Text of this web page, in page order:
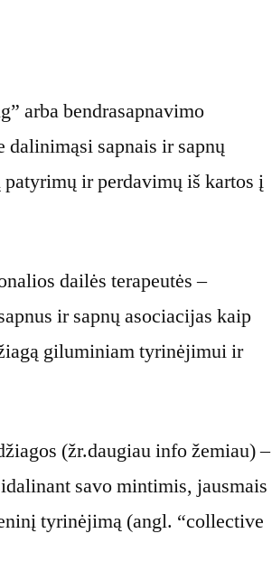
arba bendrasapnavimo
sapnais ir sapnų
ir perdavimų iš kartos į
dailės terapeutės –
ir sapnų asociacijas kaip
giluminiam tyrinėjimui ir
(žr.daugiau info žemiau) –
savo mintimis, jausmais
tyrinėjimą (angl. “collective